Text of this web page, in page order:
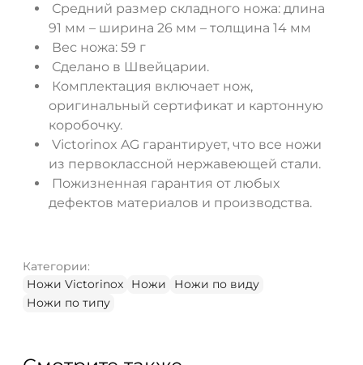
Средний размер складного ножа: длина
91 мм – ширина 26 мм – толщина 14 мм
Вес ножа: 59 г
Сделано в Швейцарии.
Комплектация включает нож,
оригинальный сертификат и картонную
коробочку.
Victorinox AG гарантирует, что все ножи
из первоклассной нержавеющей стали.
Пожизненная гарантия от любых
дефектов материалов и производства.
Категории:
Ножи Victorinox
Ножи
Ножи по виду
Ножи по типу